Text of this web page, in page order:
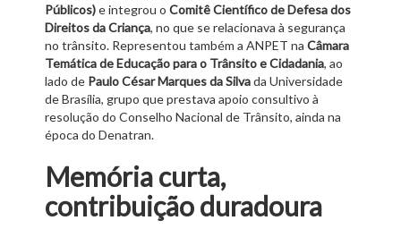
Públicos)e integrou o Comitê Científico de Defesa dos
Direitos da Criança, no que se relacionava à segurança
no trânsito. Representou também a ANPET na Câmara
Temática de Educação para o Trânsito e Cidadania, ao
lado de Paulo César Marques da Silvada Universidade
de Brasília, grupo que prestava apoio consultivo à
resolução do Conselho Nacional de Trânsito, ainda na
época do Denatran.
Memória curta,
contribuição duradoura